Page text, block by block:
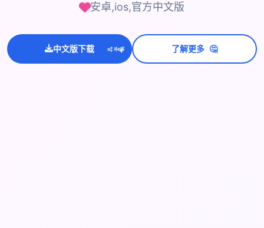
安卓,ios,官方中文版
中文版下载 ✨
⭐💫 了解更多 🤔